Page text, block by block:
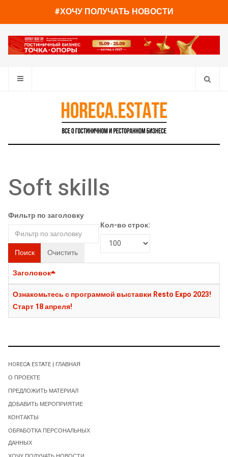
#ХОЧУ ПОЛУЧАТЬ НОВОСТИ
Soft skills
Фильтр по заголовку
Поиск Очистить
Кол-во строк:
Заголовок
Ознакомьтесь с программой выставки Resto Expo 2023!
Старт 18 апреля!
HORECA ESTATE | ГЛАВНАЯ
О ПРОЕКТЕ
ПРЕДЛОЖИТЬ МАТЕРИАЛ
ДОБАВИТЬ МЕРОПРИЯТИЕ
КОНТАКТЫ
ОБРАБОТКА ПЕРСОНАЛЬНЫХ
ДАННЫХ